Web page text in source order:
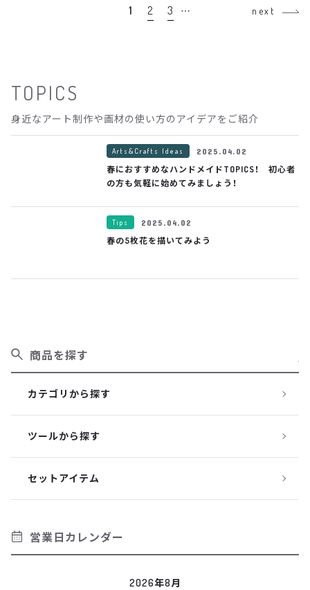
1 2 3 … next
TOPICS
身近なアート制作や画材の使い方のアイデアをご紹介
Arts&Crafts Ideas 2025.04.02
春におすすめなハンドメイドTOPICS！ 初心者
の方も気軽に始めてみましょう！
Tips 2025.04.02
春の5枚花を描いてみよう
商品を探す
カテゴリから探す
ツールから探す
セットアイテム
営業日カレンダー
2026年8月